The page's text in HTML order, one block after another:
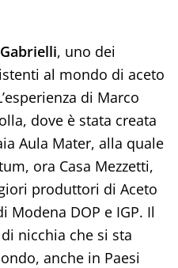
, uno dei
al mondo di aceto
di Marco
dove è stata creata
Aula Mater, alla quale
ora Casa Mezzetti,
produttori di Aceto
Modena DOP e IGP. Il
nicchia che si sta
anche in Paesi